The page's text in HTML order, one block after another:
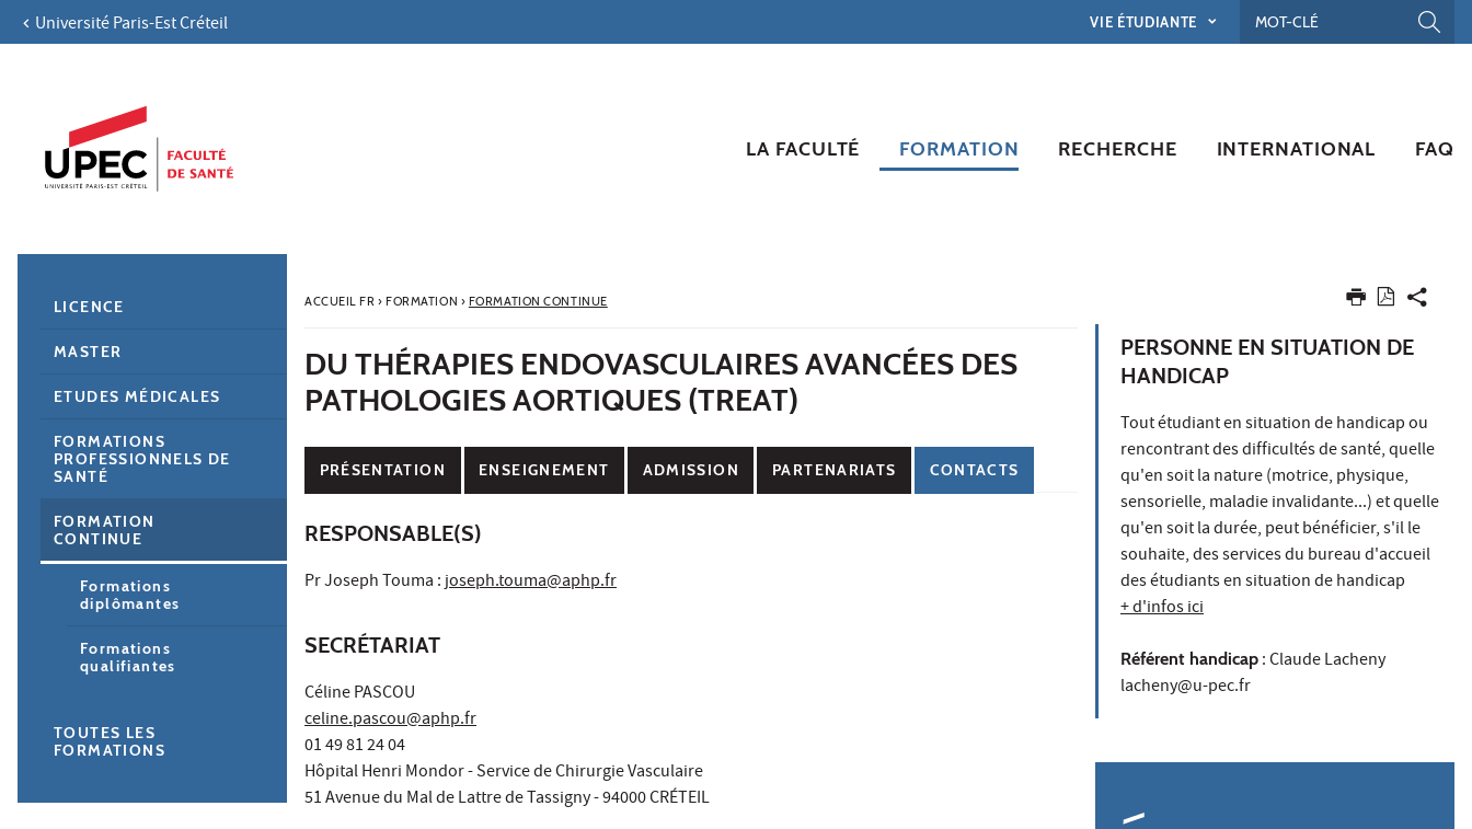
Aller au contenu
Navigation secondaire
Université Paris-Est Créteil VIE ÉTUDIANTE
LA FACULTÉ FORMATION RECHERCHE INTERNATIONAL FAQ
ACCUEIL FR› FORMATION › FORMATION CONTINUE
DU THÉRAPIES ENDOVASCULAIRES AVANCÉES DES
PATHOLOGIES AORTIQUES (TREAT)
PRÉSENTATION ENSEIGNEMENT ADMISSION PARTENARIATS CONTACTS
RESPONSABLE(S)
Pr Joseph Touma :joseph.touma@aphp.fr
SECRÉTARIAT
Céline PASCOU
celine.pascou@aphp.fr
01 49 81 24 04
Hôpital Henri Mondor - Service de Chirurgie Vasculaire
51 Avenue du Mal de Lattre de Tassigny - 94000 CRÉTEIL
PERSONNE EN SITUATION DE
HANDICAP
Tout étudiant en situation de handicap ou
rencontrant des difficultés de santé, quelle
qu'en soit la nature (motrice, physique,
sensorielle, maladie invalidante...) et quelle
qu'en soit la durée, peut bénéficier, s'il le
souhaite, des services du bureau d'accueil
des étudiants en situation de handicap
+ d'infos ici
Référent handicap : Claude Lacheny
lacheny@u-pec.fr
LICENCE
MASTER
ETUDES MÉDICALES
FORMATIONS
PROFESSIONNELS DE
SANTÉ
FORMATION
CONTINUE
Formations
diplômantes
Formations
qualifiantes
TOUTES LES
FORMATIONS